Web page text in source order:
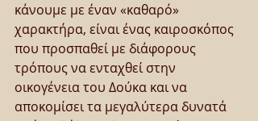
κάνουμε με έναν «καθαρό»
χαρακτήρα, είναι ένας καιροσκόπος
που προσπαθεί με διάφορους
τρόπους να ενταχθεί στην
οικογένεια του Δούκα και να
αποκομίσει τα μεγαλύτερα δυνατά